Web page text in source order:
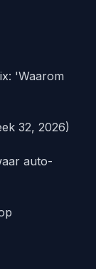
'Waarom
32, 2026)
auto-